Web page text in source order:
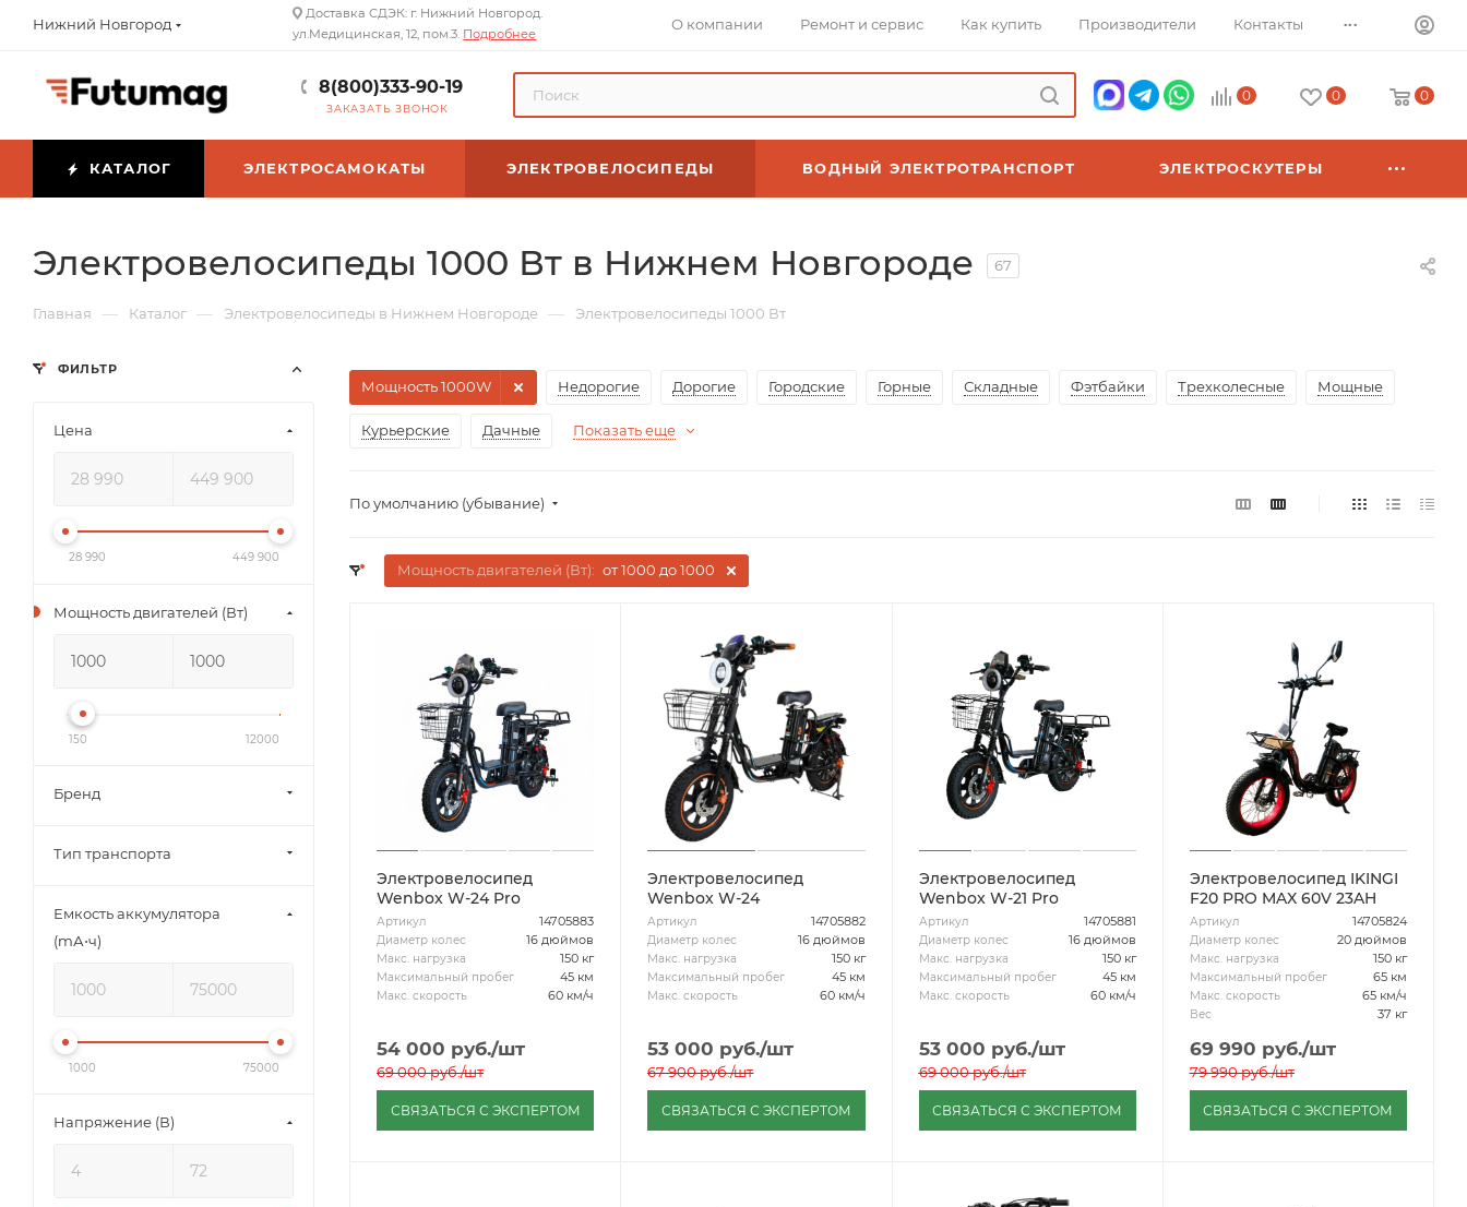
Нижний Новгород
Доставка СДЭК: г. Нижний Новгород.
ул.Медицинская, 12, пом.3. Подробнее
О компании Ремонт и сервис Как купить Производители Контакты ...
8(800)333-90-19
ЗАКАЗАТЬ ЗВОНОК
0 0 0
КАТАЛОГ ЭЛЕКТРОСАМОКАТЫ ЭЛЕКТРОВЕЛОСИПЕДЫ ВОДНЫЙ ЭЛЕКТРОТРАНСПОРТ ЭЛЕКТРОСКУТЕРЫ
Электровелосипеды 1000 Вт в Нижнем Новгороде 67
Главная — Каталог — Электровелосипеды в Нижнем Новгороде — Электровелосипеды 1000 Вт
Недорогие Дорогие Городские Горные Складные Фэтбайки Трехколесные Мощные
Курьерские Дачные
Мощность 1000W
Показать еще
По умолчанию (убывание)
Мощность двигателей (Вт): от 1000 до 1000
Электровелосипед
Wenbox W-24 Pro
Артикул 14705883
Диаметр колес 16 дюймов
Макс. нагрузка 150 кг
Максимальный пробег 45 км
Макс. скорость 60 км/ч
54 000 руб./шт
69 000руб./шт
СВЯЗАТЬСЯ С ЭКСПЕРТОМ
Электровелосипед
Wenbox W-24
Артикул 14705882
Диаметр колес 16 дюймов
Макс. нагрузка 150 кг
Максимальный пробег 45 км
Макс. скорость 60 км/ч
53 000 руб./шт
67 900руб./шт
СВЯЗАТЬСЯ С ЭКСПЕРТОМ
Электровелосипед
Wenbox W-21 Pro
Артикул 14705881
Диаметр колес 16 дюймов
Макс. нагрузка 150 кг
Максимальный пробег 45 км
Макс. скорость 60 км/ч
53 000 руб./шт
69 000руб./шт
СВЯЗАТЬСЯ С ЭКСПЕРТОМ
Электровелосипед IKINGI
F20 PRO MAX 60V 23AH
Артикул 14705824
Диаметр колес 20 дюймов
Макс. нагрузка 150 кг
Максимальный пробег 65 км
Макс. скорость 65 км/ч
Вес 37 кг
69 990 руб./шт
79 990руб./шт
СВЯЗАТЬСЯ С ЭКСПЕРТОМ
ФИЛЬТР
Цена
28 990 449 900
Мощность двигателей (Вт)
150 12000
Бренд
Тип транспорта
Емкость аккумулятора
(mА⋅ч)
1000 75000
Напряжение (В)